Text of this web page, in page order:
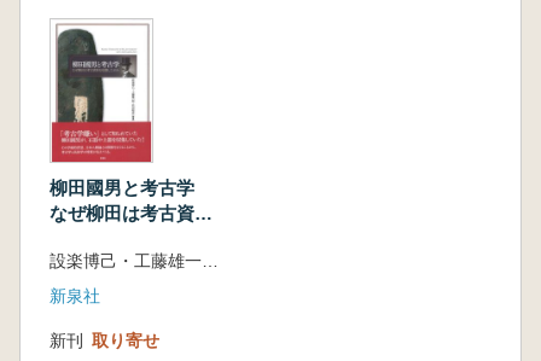
柳田國男と考古学
なぜ柳田は考古資料
新泉社
新刊 取り寄せ